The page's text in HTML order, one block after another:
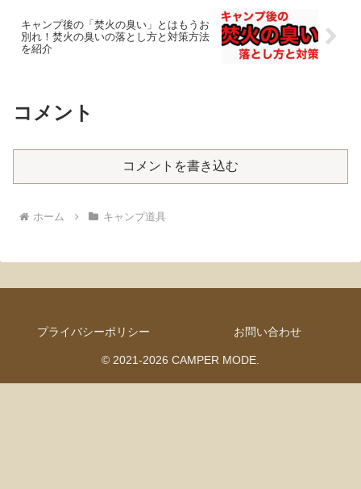
キャンプ後の「焚火の臭い」とはもうお
別れ！焚火の臭いの落とし方と対策方法
を紹介
コメント
コメントを書き込む
ホーム キャンプ道具
プライバシーポリシー お問い合わせ
© 2021-2026 CAMPER MODE.